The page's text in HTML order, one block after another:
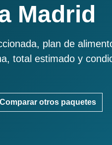
Madrid
plan de
total estimado y
Comparar otros paquetes